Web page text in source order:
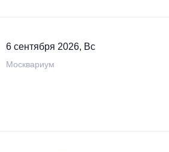
6 сентября 2026, Вс
Москвариум